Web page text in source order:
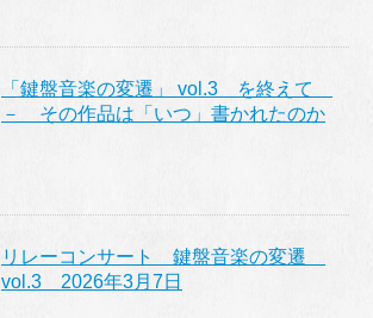
「鍵盤音楽の変遷」 vol.3 を終えて
－ その作品は「いつ」書かれたのか
リレーコンサート 鍵盤音楽の変遷
vol.3 2026年3月7日